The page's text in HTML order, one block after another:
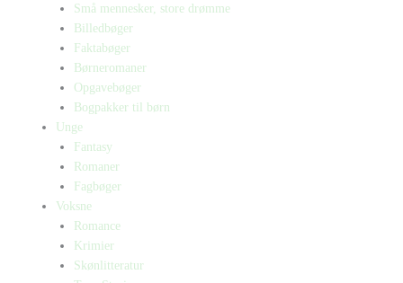
Små mennesker, store drømme
Billedbøger
Faktabøger
Børneromaner
Opgavebøger
Bogpakker til børn
Unge
Fantasy
Romaner
Fagbøger
Voksne
Romance
Krimier
Skønlitteratur